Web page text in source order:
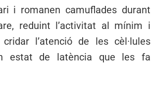
i romanen camuflades durant
reduint l’activitat al mínim i
l’atenció de les cèl·lules
estat de latència que les fa